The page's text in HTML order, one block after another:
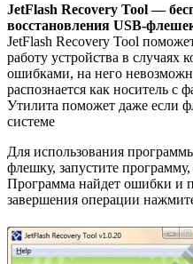
JetFlash Recovery Tool —
восстановления USB-
JetFlash Recovery Tool
работу устройства в случаях
ошибками, на него
распознается как носитель с
Утилита поможет даже если
системе
Для использования
флешку, запустите
Программа найдет ошибки и
завершения операции